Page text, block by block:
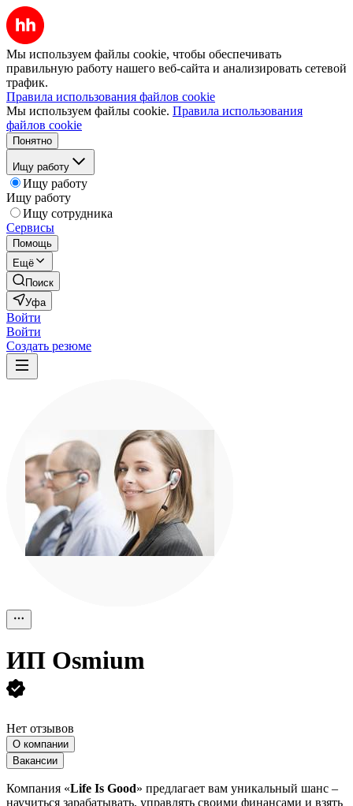
Мы используем файлы cookie, чтобы обеспечивать
правильную работу нашего веб-сайта и анализировать сетевой
трафик.
Правила использования файлов cookie
Мы используем файлы cookie. Правила использования
файлов cookie
Понятно
Ищу работу
Ищу работу
Ищу работу
Ищу сотрудника
Сервисы
Помощь
Ещё
Поиск
Уфа
Войти
Войти
Создать резюме
ИП Osmium
Нет отзывов
О компании
Вакансии
Компания «Life Is Good» предлагает вам уникальный шанс –
научиться зарабатывать, управлять своими финансами и взять